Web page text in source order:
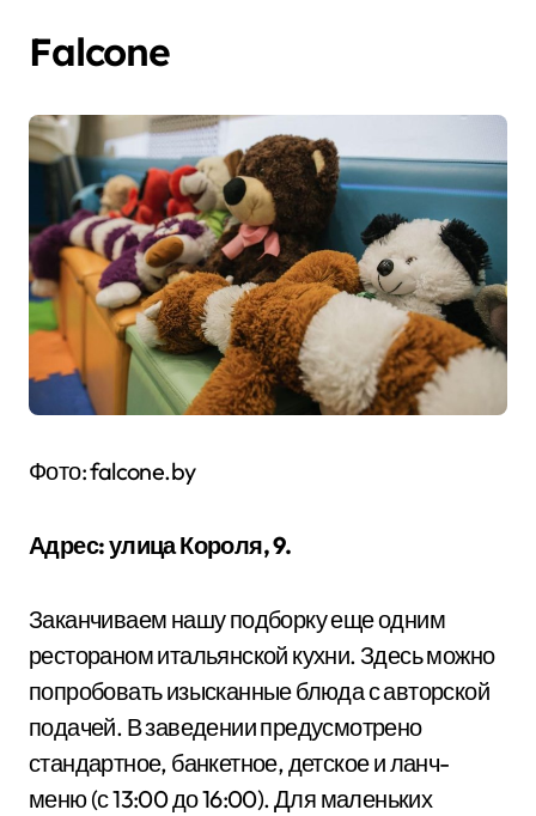
Falcone
Фото: falcone.by
Адрес: улица Короля, 9.
Заканчиваем нашу подборку еще одним
рестораном итальянской кухни. Здесь можно
попробовать изысканные блюда с авторской
подачей. В заведении предусмотрено
стандартное, банкетное, детское и ланч-
меню (с 13:00 до 16:00). Для маленьких